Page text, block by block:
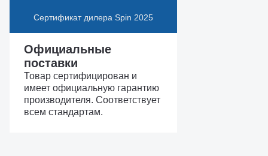
Сертификат дилера Spin 2025
Официальные
поставки
Товар сертифицирован и
имеет официальную гарантию
производителя. Соответствует
всем стандартам.